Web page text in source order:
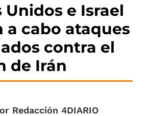
Unidos e Israel
a cabo ataques
contra el
de Irán
Redacción 4DIARIO